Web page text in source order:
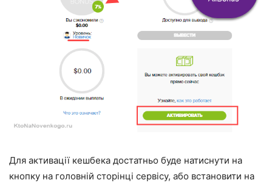
Для активації кешбека достатньо буде натиснути на
кнопку на головній сторінці сервісу, або встановити на